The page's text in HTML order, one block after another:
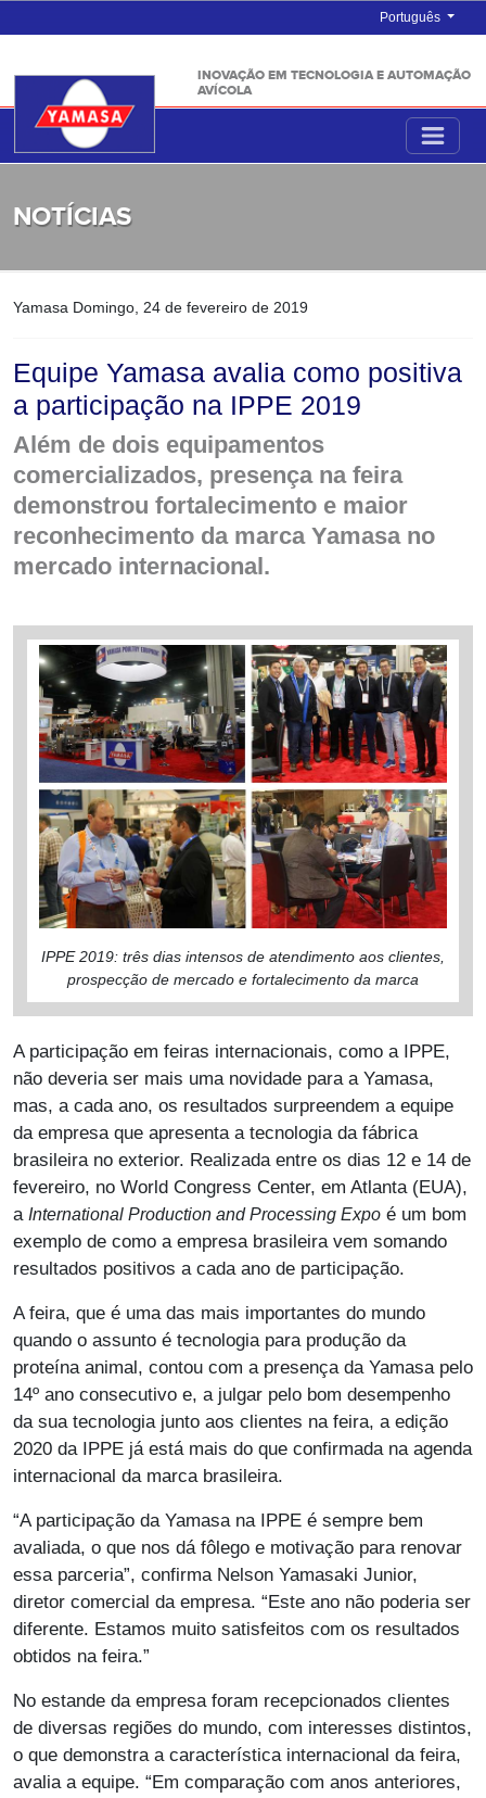
Português
INOVAÇÃO EM TECNOLOGIA E AUTOMAÇÃO
AVÍCOLA
NOTÍCIAS
Yamasa Domingo, 24 de fevereiro de 2019
Equipe Yamasa avalia como positiva
a participação na IPPE 2019
Além de dois equipamentos
comercializados, presença na feira
demonstrou fortalecimento e maior
reconhecimento da marca Yamasa no
mercado internacional.
IPPE 2019: três dias intensos de atendimento aos clientes,
prospecção de mercado e fortalecimento da marca
A participação em feiras internacionais, como a IPPE,
não deveria ser mais uma novidade para a Yamasa,
mas, a cada ano, os resultados surpreendem a equipe
da empresa que apresenta a tecnologia da fábrica
brasileira no exterior. Realizada entre os dias 12 e 14 de
fevereiro, no World Congress Center, em Atlanta (EUA),
a International Production and Processing Expo é um bom
exemplo de como a empresa brasileira vem somando
resultados positivos a cada ano de participação.
A feira, que é uma das mais importantes do mundo
quando o assunto é tecnologia para produção da
proteína animal, contou com a presença da Yamasa pelo
14º ano consecutivo e, a julgar pelo bom desempenho
da sua tecnologia junto aos clientes na feira, a edição
2020 da IPPE já está mais do que confirmada na agenda
internacional da marca brasileira.
“A participação da Yamasa na IPPE é sempre bem
avaliada, o que nos dá fôlego e motivação para renovar
essa parceria”, confirma Nelson Yamasaki Junior,
diretor comercial da empresa. “Este ano não poderia ser
diferente. Estamos muito satisfeitos com os resultados
obtidos na feira.”
No estande da empresa foram recepcionados clientes
de diversas regiões do mundo, com interesses distintos,
o que demonstra a característica internacional da feira,
avalia a equipe. “Em comparação com anos anteriores,